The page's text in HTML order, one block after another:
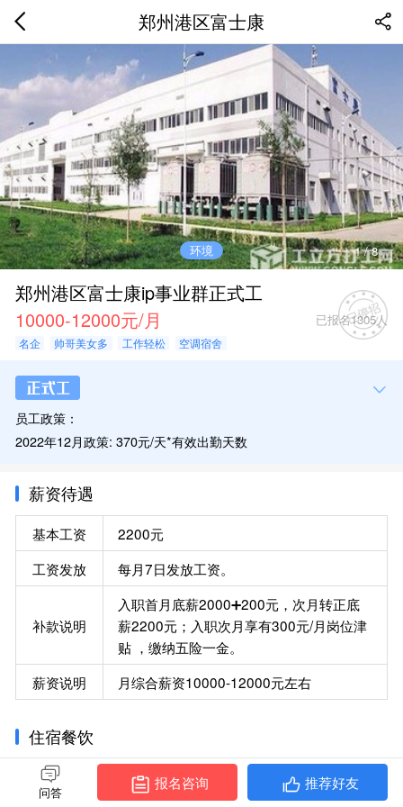
郑州港区富士康
问答
推荐好友
报名咨询
1/8
环境
郑州港区富士康ip事业群正式工
10000-12000元/月
已报名1305人
名企 帅哥美女多 工作轻松 空调宿舍
员工政策：
2022年12月政策: 370元/天*有效出勤天数
23天≤有效出勤天数奖励10000元
发放要求：
①当日请假/旷工/迟到早退＞30分钟不计有效出勤天数；
薪资待遇
基本工资
2200元
工资发放
每月7日发放工资。
补款说明
入职首月底薪2000➕200元，次月转正底
薪2200元；入职次月享有300元/月岗位津
贴 ，缴纳五险一金。
薪资说明
月综合薪资10000-12000元左右
住宿餐饮
伙食情况
入职发餐卡，吃多少扣多少。